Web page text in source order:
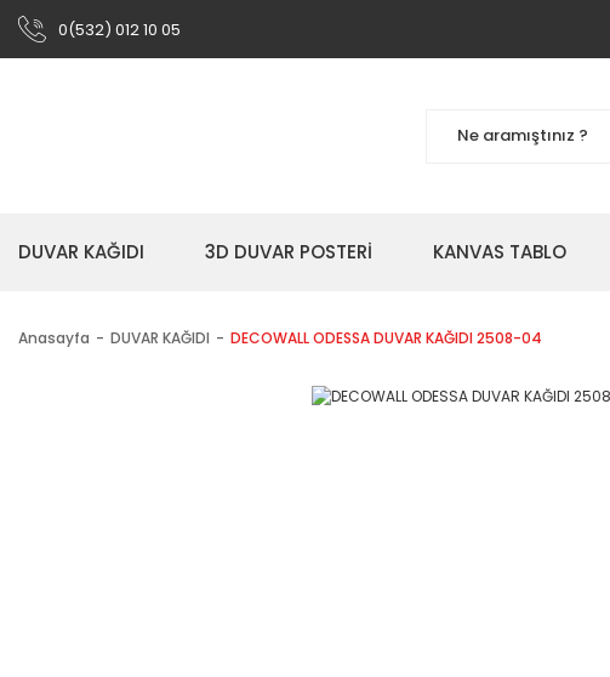
0(532) 012 10 05
DUVAR KAĞIDI 3D DUVAR POSTERİ KANVAS TABLO
Anasayfa DUVAR KAĞIDI DECOWALL ODESSA DUVAR KAĞIDI 2508-04